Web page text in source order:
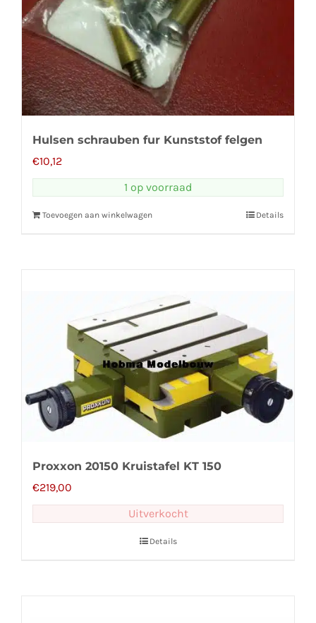
Hulsen schrauben fur Kunststof felgen
€10,12
1 op voorraad
Toevoegen aan winkelwagen Details
Proxxon 20150 Kruistafel KT 150
€219,00
Uitverkocht
Details